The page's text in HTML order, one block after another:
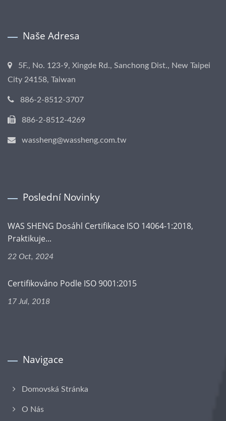
Naše Adresa
5F., No. 123-9, Xingde Rd., Sanchong Dist., New Taipei
City 24158, Taiwan
886-2-8512-3707
886-2-8512-4269
wassheng@wassheng.com.tw
Poslední Novinky
WAS SHENG Dosáhl Certifikace ISO 14064-1:2018,
Praktikuje...
22 Oct, 2024
Certifikováno Podle ISO 9001:2015
17 Jul, 2018
Navigace
Domovská Stránka
O Nás